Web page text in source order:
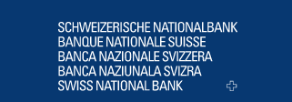
Logo